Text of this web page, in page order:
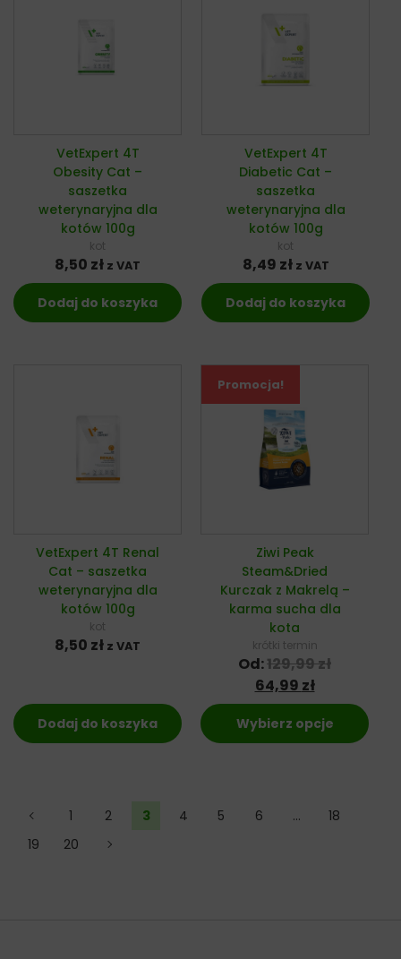
VetExpert 4T
Obesity Cat –
saszetka
weterynaryjna dla
kotów 100g
kot
8,50 zł z VAT
Dodaj do koszyka
VetExpert 4T
Diabetic Cat –
saszetka
weterynaryjna dla
kotów 100g
kot
8,49 zł z VAT
Dodaj do koszyka
VetExpert 4T Renal
Cat – saszetka
weterynaryjna dla
kotów 100g
kot
8,50 zł z VAT
Dodaj do koszyka
Promocja!
Ziwi Peak
Steam&Dried
Kurczak z Makrelą –
karma sucha dla
kota
krótki termin
Od:129,99zł
64,99 zł
Wybierz opcje
← 1 2 3 4 5 6 …
18
19
20 →